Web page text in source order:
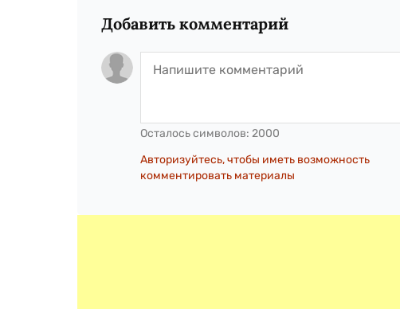
Добавить комментарий
Осталось символов: 2000
Авторизуйтесь, чтобы иметь возможность
комментировать материалы